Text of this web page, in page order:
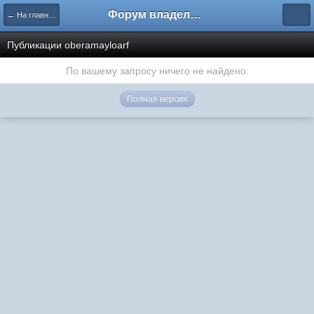
← На главную Форум владельцев интернет-магазинов
Публикации oberamayloarf
По вашему запросу ничего не найдено.
Полная версия